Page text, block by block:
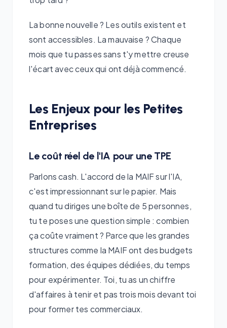
La bonne nouvelle ? Les outils existent et
sont accessibles. La mauvaise ? Chaque
mois que tu passes sans t'y mettre creuse
l'écart avec ceux qui ont déjà commencé.
Les Enjeux pour les Petites
Entreprises
Le coût réel de l'IA pour une TPE
Parlons cash. L'accord de la MAIF sur l'IA,
c'est impressionnant sur le papier. Mais
quand tu diriges une boîte de 5 personnes,
tu te poses une question simple : combien
ça coûte vraiment ? Parce que les grandes
structures comme la MAIF ont des budgets
formation, des équipes dédiées, du temps
pour expérimenter. Toi, tu as un chiffre
d'affaires à tenir et pas trois mois devant toi
pour former tes commerciaux.